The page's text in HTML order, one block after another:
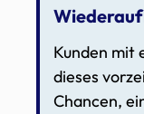
Kunden mit
dieses
Chancen,